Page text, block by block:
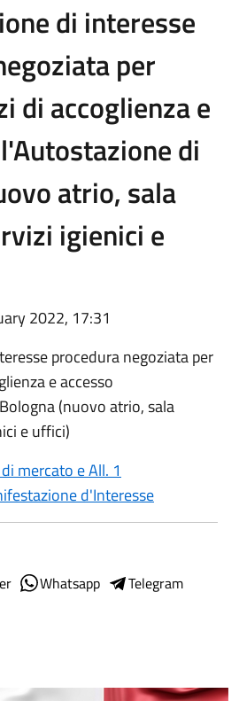
di interesse
per
di accoglienza e
di
atrio, sala
igienici e
2022, 17:31
procedura negoziata per
e accesso
(nuovo atrio, sala
e uffici)
mercato e All. 1
d'Interesse
Whatsapp
Telegram